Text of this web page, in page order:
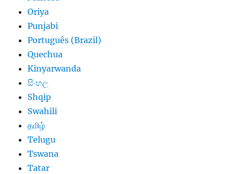
Oriya
Punjabi
Português (Brazil)
Quechua
Kinyarwanda
සිංහල
Shqip
Swahili
தமிழ்
Telugu
Tswana
Tatar